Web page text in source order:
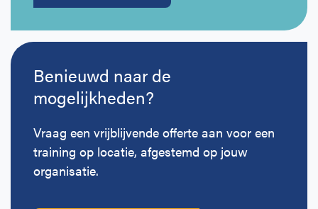
Benieuwd naar de
mogelijkheden?
Vraag een vrijblijvende offerte aan voor een
training op locatie, afgestemd op jouw
organisatie.